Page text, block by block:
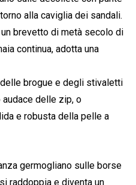
alla caviglia dei sandali.
brevetto di metà secolo di
continua, adotta una
brogue e degli stivaletti
delle zip, o
e robusta della pelle a
germogliano sulle borse
raddoppia e diventa un